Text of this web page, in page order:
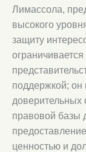
Лимассола,
высокого
защиту
поддержкой;
доверительных
правовой базы
ценностью и